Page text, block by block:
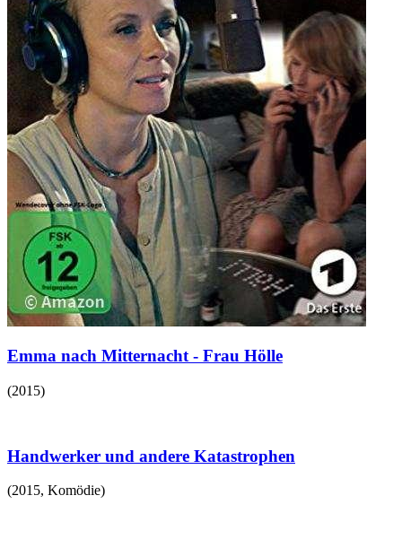
Emma nach Mitternacht - Frau Hölle
(2015)
Handwerker und andere Katastrophen
(2015, Komödie)